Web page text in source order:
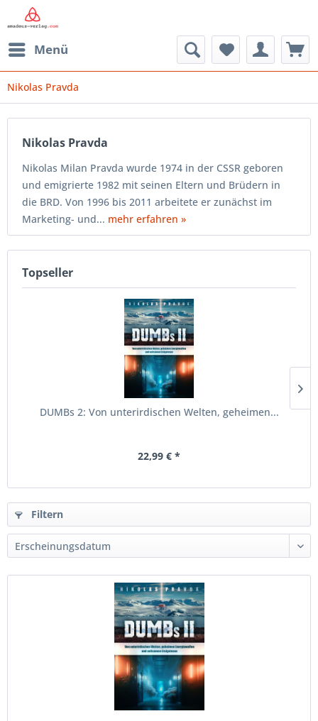
Menü
Nikolas Pravda
Nikolas Pravda
Nikolas Milan Pravda wurde 1974 in der CSSR geboren
und emigrierte 1982 mit seinen Eltern und Brüdern in
die BRD. Von 1996 bis 2011 arbeitete er zunächst im
Marketing- und... mehr erfahren »
Topseller
DUMBs 2: Von unterirdischen Welten, geheimen...
22,99 € *
Filtern